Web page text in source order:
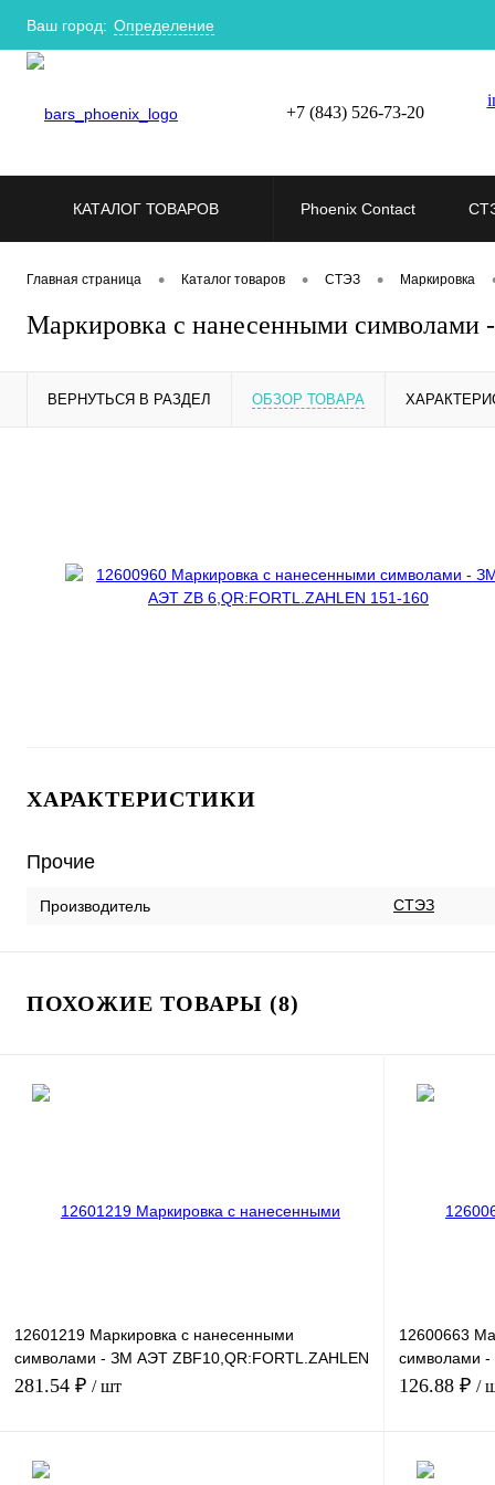
Ваш город: Определение
+7 (843) 526-73-20
КАТАЛОГ ТОВАРОВ Phoenix Contact
Главная страница • Каталог товаров • СТЭЗ • Маркировка
Маркировка с нанесенными
ВЕРНУТЬСЯ В РАЗДЕЛ ОБЗОР ТОВАРА
ХАРАКТЕРИСТИКИ
Прочие
Производитель СТЭЗ
ПОХОЖИЕ ТОВАРЫ (8)
12601219 Маркировка с нанесенными
символами - ЗМ АЭТ ZBF10,QR:FORTL.ZAHLEN
71-80
281.54 ₽ / шт
12600663
символами -
161-170
126.88 ₽ /